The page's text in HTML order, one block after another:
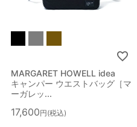
MARGARET HOWELL idea
キャンパー ウエストバッグ［マ
ーガレッ...
17,600 税込